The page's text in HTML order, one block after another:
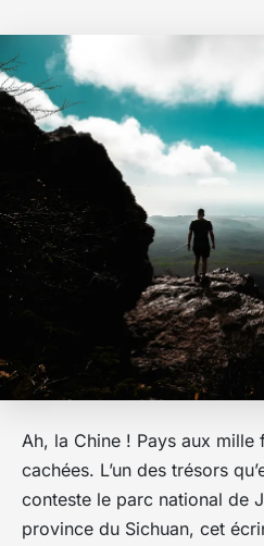
Ah, la Chine ! Pays aux mille
cachées. L’un des trésors
conteste le parc national de
province du Sichuan, cet